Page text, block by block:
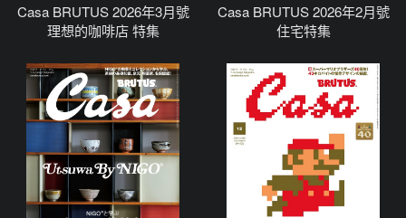
Casa BRUTUS 2026年3月號
理想的咖啡店 特集
Casa BRUTUS 2026年2月號
住宅特集